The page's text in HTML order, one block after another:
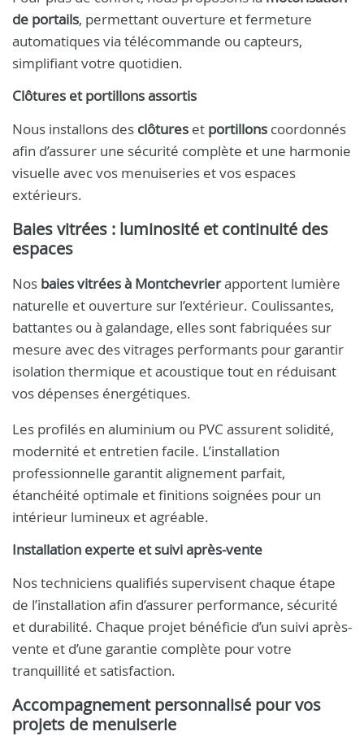
de portails, permettant ouverture et fermeture
automatiques via télécommande ou capteurs,
simplifiant votre quotidien.
Clôtures et portillons assortis
Nous installons des clôtures et portillons coordonnés
afin d’assurer une sécurité complète et une harmonie
visuelle avec vos menuiseries et vos espaces
extérieurs.
Baies vitrées : luminosité et continuité des
espaces
Nos baies vitrées à Montchevrierapportent lumière
naturelle et ouverture sur l’extérieur. Coulissantes,
battantes ou à galandage, elles sont fabriquées sur
mesure avec des vitrages performants pour garantir
isolation thermique et acoustique tout en réduisant
vos dépenses énergétiques.
Les profilés en aluminium ou PVC assurent solidité,
modernité et entretien facile. L’installation
professionnelle garantit alignement parfait,
étanchéité optimale et finitions soignées pour un
intérieur lumineux et agréable.
Installation experte et suivi après-vente
Nos techniciens qualifiés supervisent chaque étape
de l’installation afin d’assurer performance, sécurité
et durabilité. Chaque projet bénéficie d’un suivi après-
vente et d’une garantie complète pour votre
tranquillité et satisfaction.
Accompagnement personnalisé pour vos
projets de menuiserie